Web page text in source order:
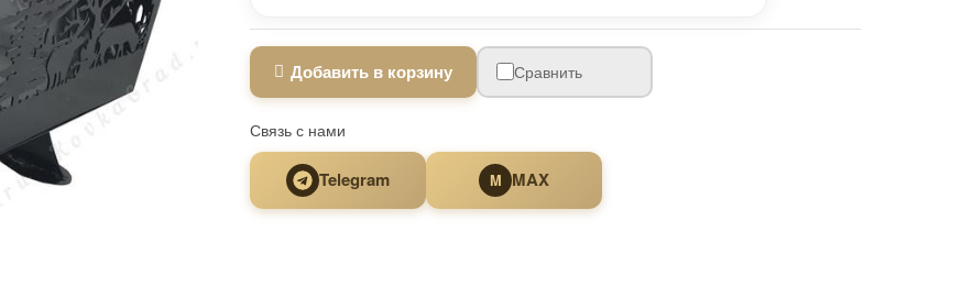
Добавить в корзину Сравнить
Связь с нами
Telegram M MAX